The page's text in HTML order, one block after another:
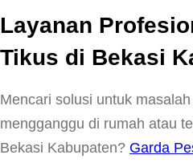
Layanan
Tikus di Bekasi
Mencari solusi untuk
mengganggu di rumah atau
Bekasi Kabupaten? Garda